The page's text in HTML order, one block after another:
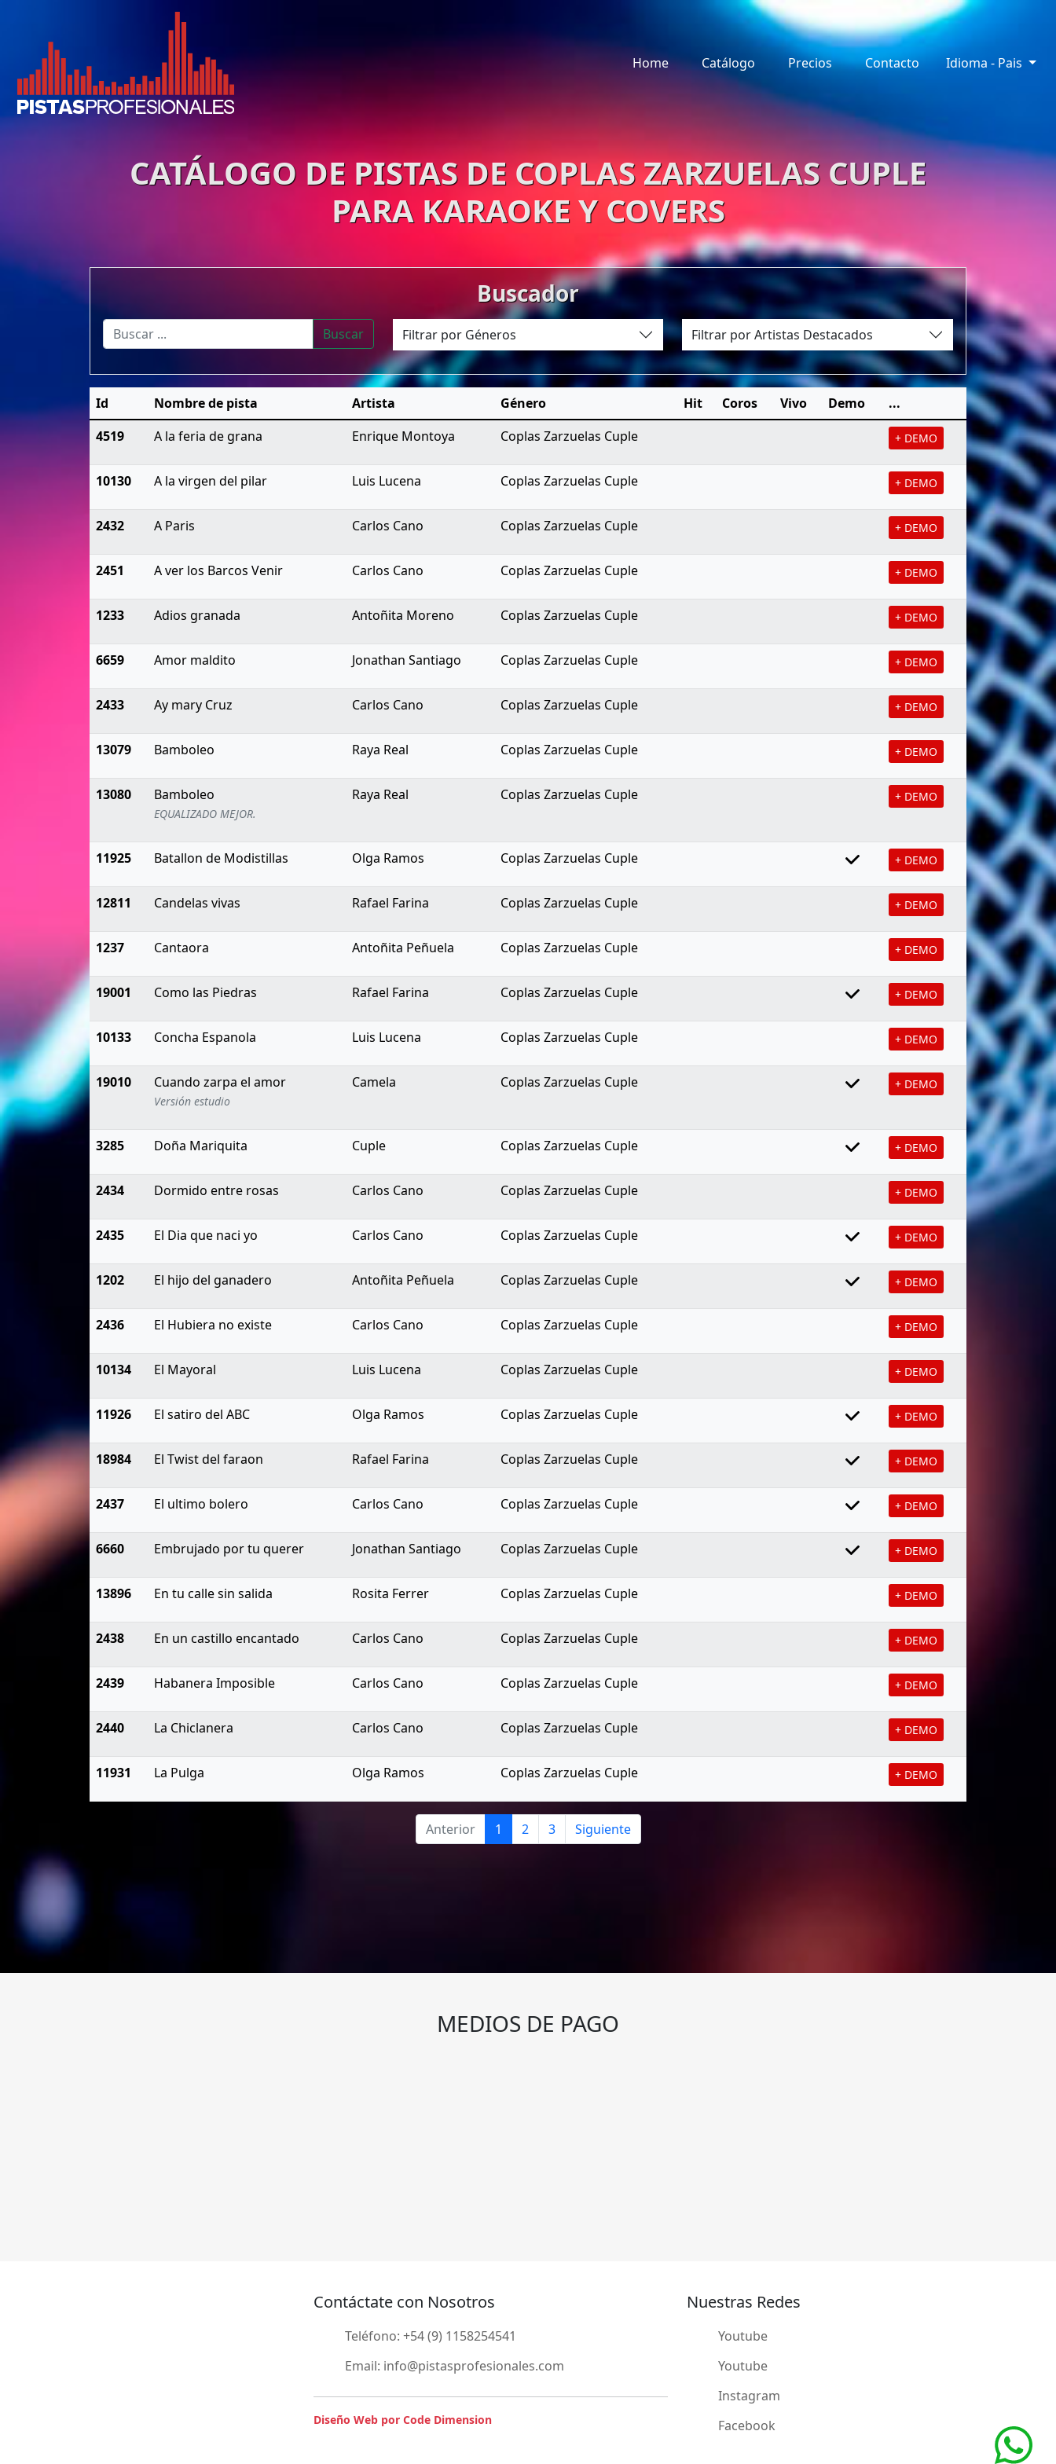
Home Catálogo Precios Contacto Idioma - Pais
CATÁLOGO DE PISTAS DE COPLAS ZARZUELAS CUPLE
PARA KARAOKE Y COVERS
Buscador
Buscar Filtrar por Géneros Filtrar por Artistas Destacados
Id Nombre de pista Artista Género Hit Coros Vivo Demo
...
4519
A la feria de grana Enrique Montoya Coplas Zarzuelas Cuple + DEMO
10130 A la virgen del pilar Luis Lucena Coplas Zarzuelas Cuple + DEMO
2432 A Paris Carlos Cano Coplas Zarzuelas Cuple + DEMO
2451 A ver los Barcos Venir Carlos Cano Coplas Zarzuelas Cuple + DEMO
1233 Adios granada Antoñita Moreno Coplas Zarzuelas Cuple + DEMO
6659 Amor maldito Jonathan Santiago Coplas Zarzuelas Cuple + DEMO
2433 Ay mary Cruz Carlos Cano Coplas Zarzuelas Cuple + DEMO
13079 Bamboleo Raya Real Coplas Zarzuelas Cuple + DEMO
13080 Bamboleo
EQUALIZADO MEJOR.
Raya Real Coplas Zarzuelas Cuple + DEMO
11925 Batallon de Modistillas Olga Ramos Coplas Zarzuelas Cuple + DEMO
12811 Candelas vivas Rafael Farina Coplas Zarzuelas Cuple + DEMO
1237 Cantaora Antoñita Peñuela Coplas Zarzuelas Cuple + DEMO
19001 Como las Piedras Rafael Farina Coplas Zarzuelas Cuple + DEMO
10133 Concha Espanola Luis Lucena Coplas Zarzuelas Cuple + DEMO
19010 Cuando zarpa el amor
Versión estudio
Camela Coplas Zarzuelas Cuple + DEMO
3285 Doña Mariquita Cuple Coplas Zarzuelas Cuple + DEMO
2434 Dormido entre rosas Carlos Cano Coplas Zarzuelas Cuple + DEMO
2435 El Dia que naci yo Carlos Cano Coplas Zarzuelas Cuple + DEMO
1202 El hijo del ganadero Antoñita Peñuela Coplas Zarzuelas Cuple + DEMO
2436 El Hubiera no existe Carlos Cano Coplas Zarzuelas Cuple + DEMO
10134 El Mayoral Luis Lucena Coplas Zarzuelas Cuple + DEMO
11926 El satiro del ABC Olga Ramos Coplas Zarzuelas Cuple + DEMO
18984 El Twist del faraon Rafael Farina Coplas Zarzuelas Cuple + DEMO
2437 El ultimo bolero Carlos Cano Coplas Zarzuelas Cuple + DEMO
6660 Embrujado por tu querer Jonathan Santiago Coplas Zarzuelas Cuple + DEMO
13896 En tu calle sin salida Rosita Ferrer Coplas Zarzuelas Cuple + DEMO
2438 En un castillo encantado Carlos Cano Coplas Zarzuelas Cuple + DEMO
2439 Habanera Imposible Carlos Cano Coplas Zarzuelas Cuple + DEMO
2440 La Chiclanera Carlos Cano Coplas Zarzuelas Cuple + DEMO
11931 La Pulga Olga Ramos Coplas Zarzuelas Cuple + DEMO
Anterior 1 2 3 Siguiente
MEDIOS DE PAGO
Contáctate con Nosotros
Teléfono: +54 (9) 1158254541
Email: info@pistasprofesionales.com
Diseño Web por Code Dimension
Nuestras Redes
Youtube
Youtube
Instagram
Facebook